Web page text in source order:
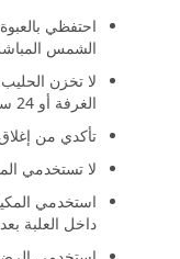
احتفظي
الشمس
لا تخزن
الغرفة أو 24 ساعة في الثلاجة.
تأكدي من
لا تستخدمي
استخدمي
داخل العلبة